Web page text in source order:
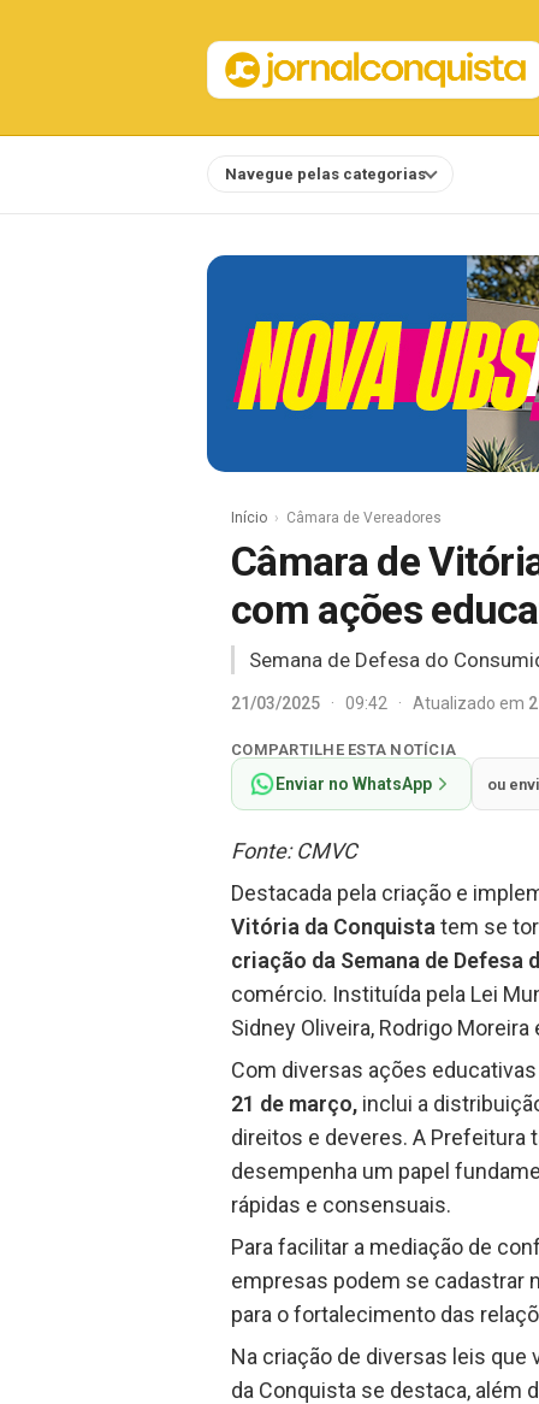
Navegue pelas categorias
Início Câmara de Vereadores
Câmara de
com ações
Semana de Defesa do
21/03/2025 · 09:42 · Atualizado em
COMPARTILHE ESTA NOTÍCIA
Enviar no WhatsApp ou
Fonte: CMVC
Destacada pela criação e
Vitória da Conquista tem se
criação da Semana de Defesa
comércio. Instituída pela Lei
Sidney Oliveira, Rodrigo Moreira
Com diversas ações
21 de março, inclui a
direitos e deveres. A Prefeitura
desempenha um papel
rápidas e consensuais.
Para facilitar a mediação de
empresas podem se cadastrar
para o fortalecimento das
Na criação de diversas leis que
da Conquista se destaca, além